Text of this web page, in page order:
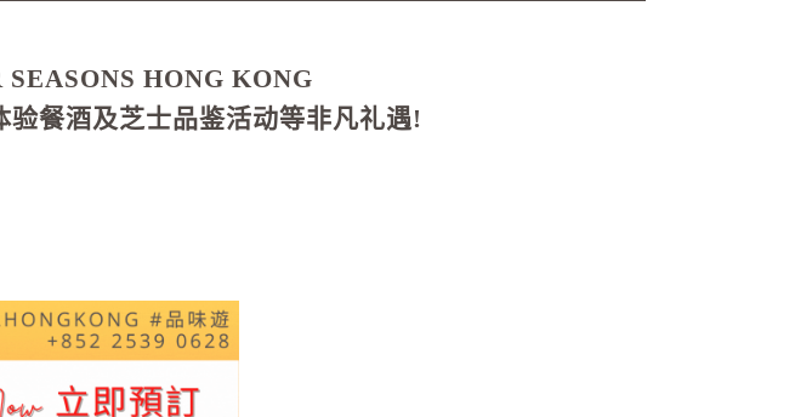
HONG KONG
餐酒及芝士品鉴活动等非凡礼遇!